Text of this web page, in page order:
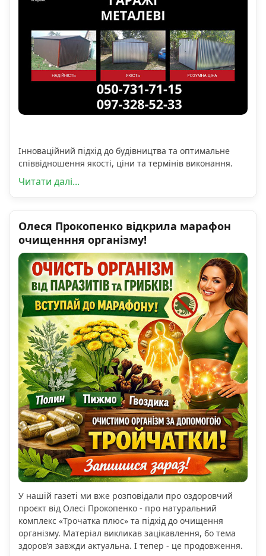
Інноваційний підхід до будівництва та оптимальне
співвідношення якості, ціни та термінів виконання.
Читати далі...
Олеся Прокопенко відкрила марафон
очищенння організму!
У нашій газеті ми вже розповідали про оздоровчий
проєкт від Олесі Прокопенко - про натуральний
комплекс «Трочатка плюс» та підхід до очищення
організму. Матеріал викликав зацікавлення, бо тема
здоров’я завжди актуальна. І тепер - це продовження.